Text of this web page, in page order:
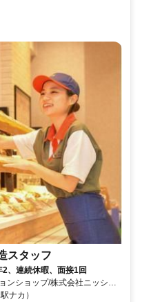
スタッフ
、連続休暇、面接1回
ンショップ/株式会社ニッシン
ナカ）